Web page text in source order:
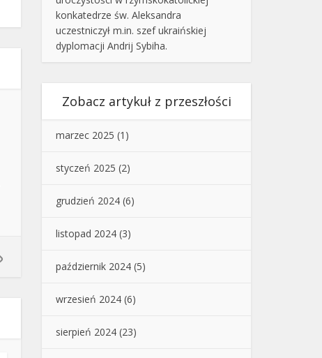
konkatedrze św. Aleksandra
uczestniczył m.in. szef ukraińskiej
dyplomacji Andrij Sybiha.
Zobacz artykuł z przeszłości
marzec 2025 (1)
styczeń 2025 (2)
grudzień 2024 (6)
listopad 2024 (3)
październik 2024 (5)
wrzesień 2024 (6)
sierpień 2024 (23)